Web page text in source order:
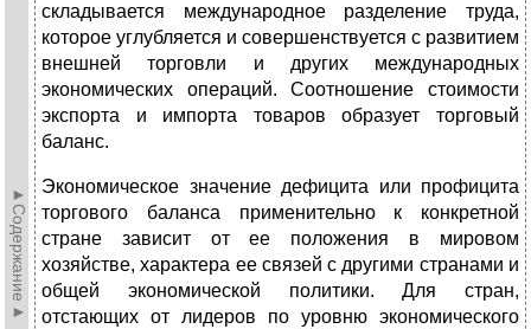
►Содержание►
складывается международное разделение труда,
которое углубляется и совершенствуется с развитием
внешней торговли и других международных
экономических операций. Соотношение стоимости
экспорта и импорта товаров образует торговый
баланс.
Экономическое значение дефицита или профицита
торгового баланса применительно к конкретной
стране зависит от ее положения в мировом
хозяйстве, характера ее связей с другими странами и
общей экономической политики. Для стран,
отстающих от лидеров по уровню экономического